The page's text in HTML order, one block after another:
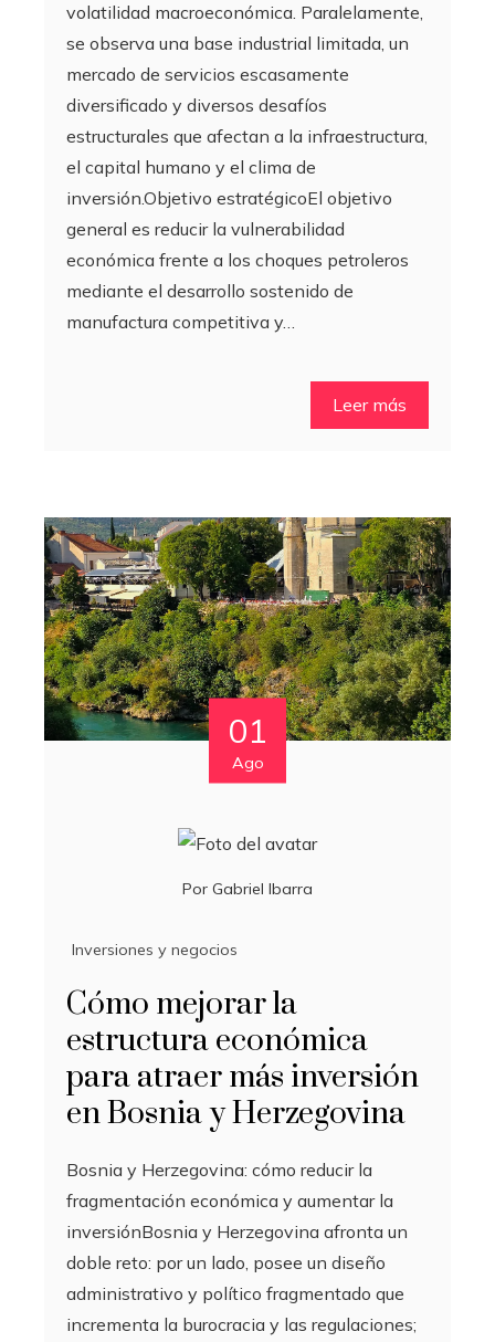
volatilidad macroeconómica. Paralelamente,
se observa una base industrial limitada, un
mercado de servicios escasamente
diversificado y diversos desafíos
estructurales que afectan a la infraestructura,
el capital humano y el clima de
inversión.Objetivo estratégicoEl objetivo
general es reducir la vulnerabilidad
económica frente a los choques petroleros
mediante el desarrollo sostenido de
manufactura competitiva y…
Leer más
01
Ago
Por Gabriel Ibarra
Inversiones y negocios
Cómo mejorar la
estructura económica
para atraer más inversión
en Bosnia y Herzegovina
Bosnia y Herzegovina: cómo reducir la
fragmentación económica y aumentar la
inversiónBosnia y Herzegovina afronta un
doble reto: por un lado, posee un diseño
administrativo y político fragmentado que
incrementa la burocracia y las regulaciones;